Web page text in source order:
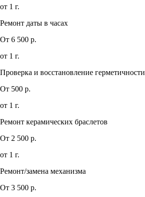
от 1 г.
Ремонт даты в часах
От 6 500 р.
от 1 г.
Проверка и восстановление герметичности
От 500 р.
от 1 г.
Ремонт керамических браслетов
От 2 500 р.
от 1 г.
Ремонт/замена механизма
От 3 500 р.